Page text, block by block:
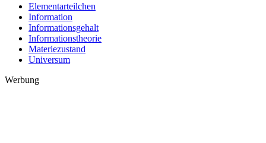
Elementarteilchen
Information
Informationsgehalt
Informationstheorie
Materiezustand
Universum
Werbung